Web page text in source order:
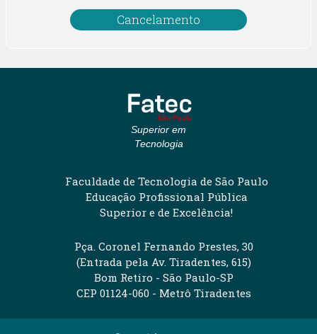
Cancelamento
Superior em
Tecnologia
Faculdade de Tecnologia de São Paulo
Educação Profissional Pública
Superior e de Excelência!
Pça. Coronel Fernando Prestes, 30
(Entrada pela Av. Tiradentes, 615)
Bom Retiro - São Paulo-SP
CEP 01124-060 - Metrô Tiradentes